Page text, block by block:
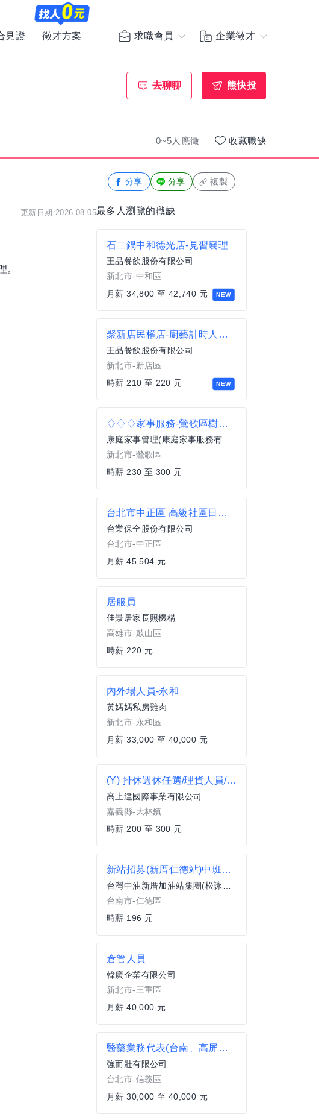
見證 徵才方案 求職會員 企業徵才
去聊聊 熊快投
0~5人應徵 收藏職缺
更新日期:2026-08-05
。
分享 分享 複製
最多人瀏覽的職缺
NEW
石二鍋中和德光店-見習襄理
王品餐飲股份有限公司
新北市-中和區
月薪 34,800 至 42,740 元
NEW
聚新店民權店-廚藝計時人員(洗碗)
王品餐飲股份有限公司
新北市-新店區
時薪 210 至 220 元
♢♢♢家事服務-鶯歌區樹林區- 彈性上班
康庭家事管理(康庭家事服務有限公司)
新北市-鶯歌區
時薪 230 至 300 元
台北市中正區 高級社區日班保全
台業保全股份有限公司
台北市-中正區
月薪 45,504 元
居服員
佳景居家長照機構
高雄市-鼓山區
時薪 220 元
內外場人員-永和
黃媽媽私房雞肉
新北市-永和區
月薪 33,000 至 40,000 元
(Y) 排休週休任選/理貨人員/多種領薪方式/無經驗OK
高上達國際事業有限公司
嘉義縣-大林鎮
時薪 200 至 300 元
新站招募(新厝仁德站)中班加油員、洗車員
台灣中油新厝加油站集團(松詠有限公司)
台南市-仁德區
時薪 196 元
倉管人員
韓廣企業有限公司
新北市-三重區
月薪 40,000 元
醫藥業務代表(台南、高屏地區)
強而壯有限公司
台北市-信義區
月薪 30,000 至 40,000 元